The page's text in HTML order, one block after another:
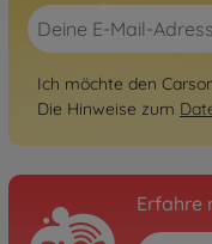
Ich möchte den
Die Hinweise zum
Erfahre